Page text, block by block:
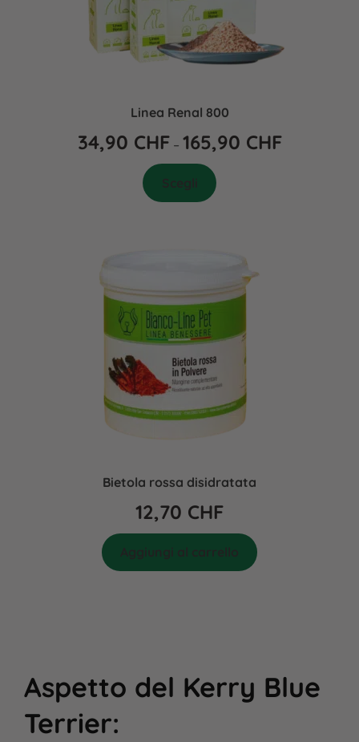
Linea Renal 800
34,90 CHF – 165,90 CHF
Bietola rossa disidratata
12,70 CHF
Aspetto del Kerry Blue
Terrier: